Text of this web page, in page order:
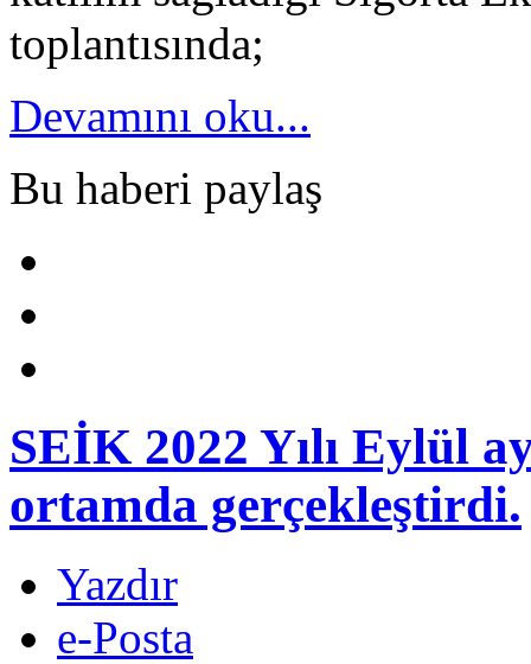
toplantısında;
Devamını oku...
Bu haberi paylaş
SEİK 2022 Yılı Eylül
ortamda gerçekleştirdi.
Yazdır
e-Posta